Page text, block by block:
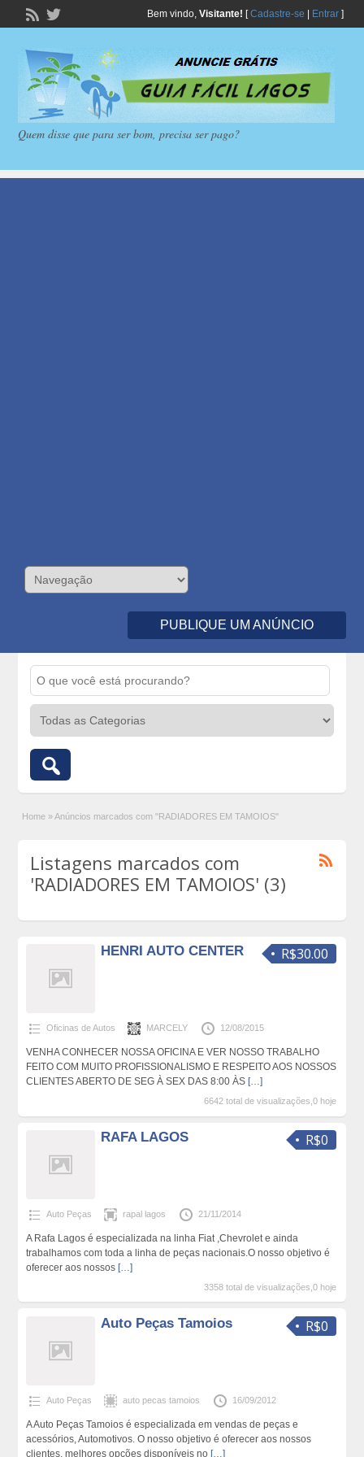
Bem vindo, Visitante! [Cadastre-se Entrar]
Quem disse que para ser bom, precisa ser pago?
PUBLIQUE UM ANÚNCIO
Home » Anúncios marcados com "RADIADORES EM TAMOIOS"
Listagens marcados com
'RADIADORES EM TAMOIOS' (3)
R$30.00
HENRI AUTO CENTER
Oficinas de Autos MARCELY 12/08/2015
VENHA CONHECER NOSSA OFICINA E VER NOSSO TRABALHO
FEITO COM MUITO PROFISSIONALISMO E RESPEITO AOS NOSSOS
CLIENTES ABERTO DE SEG À SEX DAS 8:00 ÀS […]
6642 total de visualizações,0 hoje
R$0
RAFA LAGOS
Auto Peças rapal lagos 21/11/2014
A Rafa Lagos é especializada na linha Fiat ,Chevrolet e ainda
trabalhamos com toda a linha de peças nacionais.O nosso objetivo é
oferecer aos nossos […]
3358 total de visualizações,0 hoje
R$0
Auto Peças Tamoios
Auto Peças auto pecas tamoios 16/09/2012
A Auto Peças Tamoios é especializada em vendas de peças e
acessórios, Automotivos. O nosso objetivo é oferecer aos nossos
clientes, melhores opções disponíveis no […]